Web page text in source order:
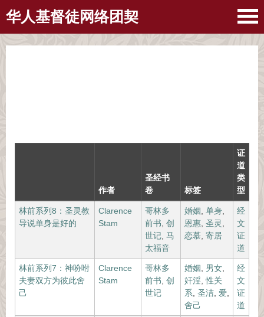
华人基督徒网络团契
作者
圣经书
卷
标签
证
道
类
型
林前系列8：圣灵教
导说单身是好的
Clarence
Stam
哥林多
前书 创
世记 马
太福音
婚姻 单身
恩惠 圣灵
恋慕 寄居
经
文
证
道
林前系列7：神吩咐
夫妻双方为彼此舍
己
Clarence
Stam
哥林多
前书 创
世记
婚姻 男女
奸淫 ,性关
系 圣洁 爱
舍己
经
文
证
道